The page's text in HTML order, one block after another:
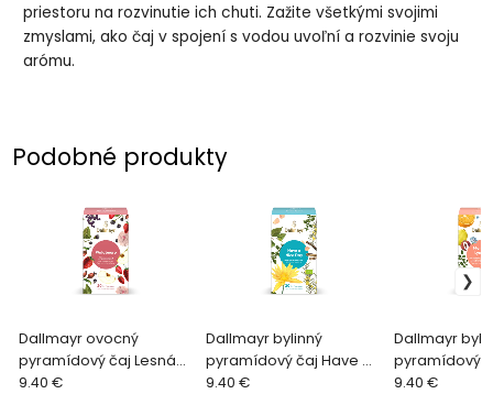
priestoru na rozvinutie ich chuti. Zažite všetkými svojimi
zmyslami, ako čaj v spojení s vodou uvoľní a rozvinie svoju
arómu.
Podobné produkty
Dallmayr ovocný
pyramídový čaj Lesná
zmes
9.40 €
Dallmayr bylinný
pyramídový čaj Have a
Nice Day BIO
9.40 €
Dallmayr
pyramídový
Moringa/Liči
9.40 €